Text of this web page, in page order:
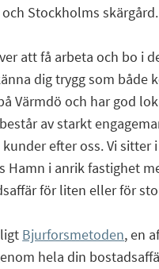
och Stockholms skärgård.
att få arbeta och bo i
dig trygg som både
Värmdö och har god
av starkt
efter oss. Vi sitter
Hamn i anrik fastighet
för liten eller för
Bjurforsmetoden, en
hela din